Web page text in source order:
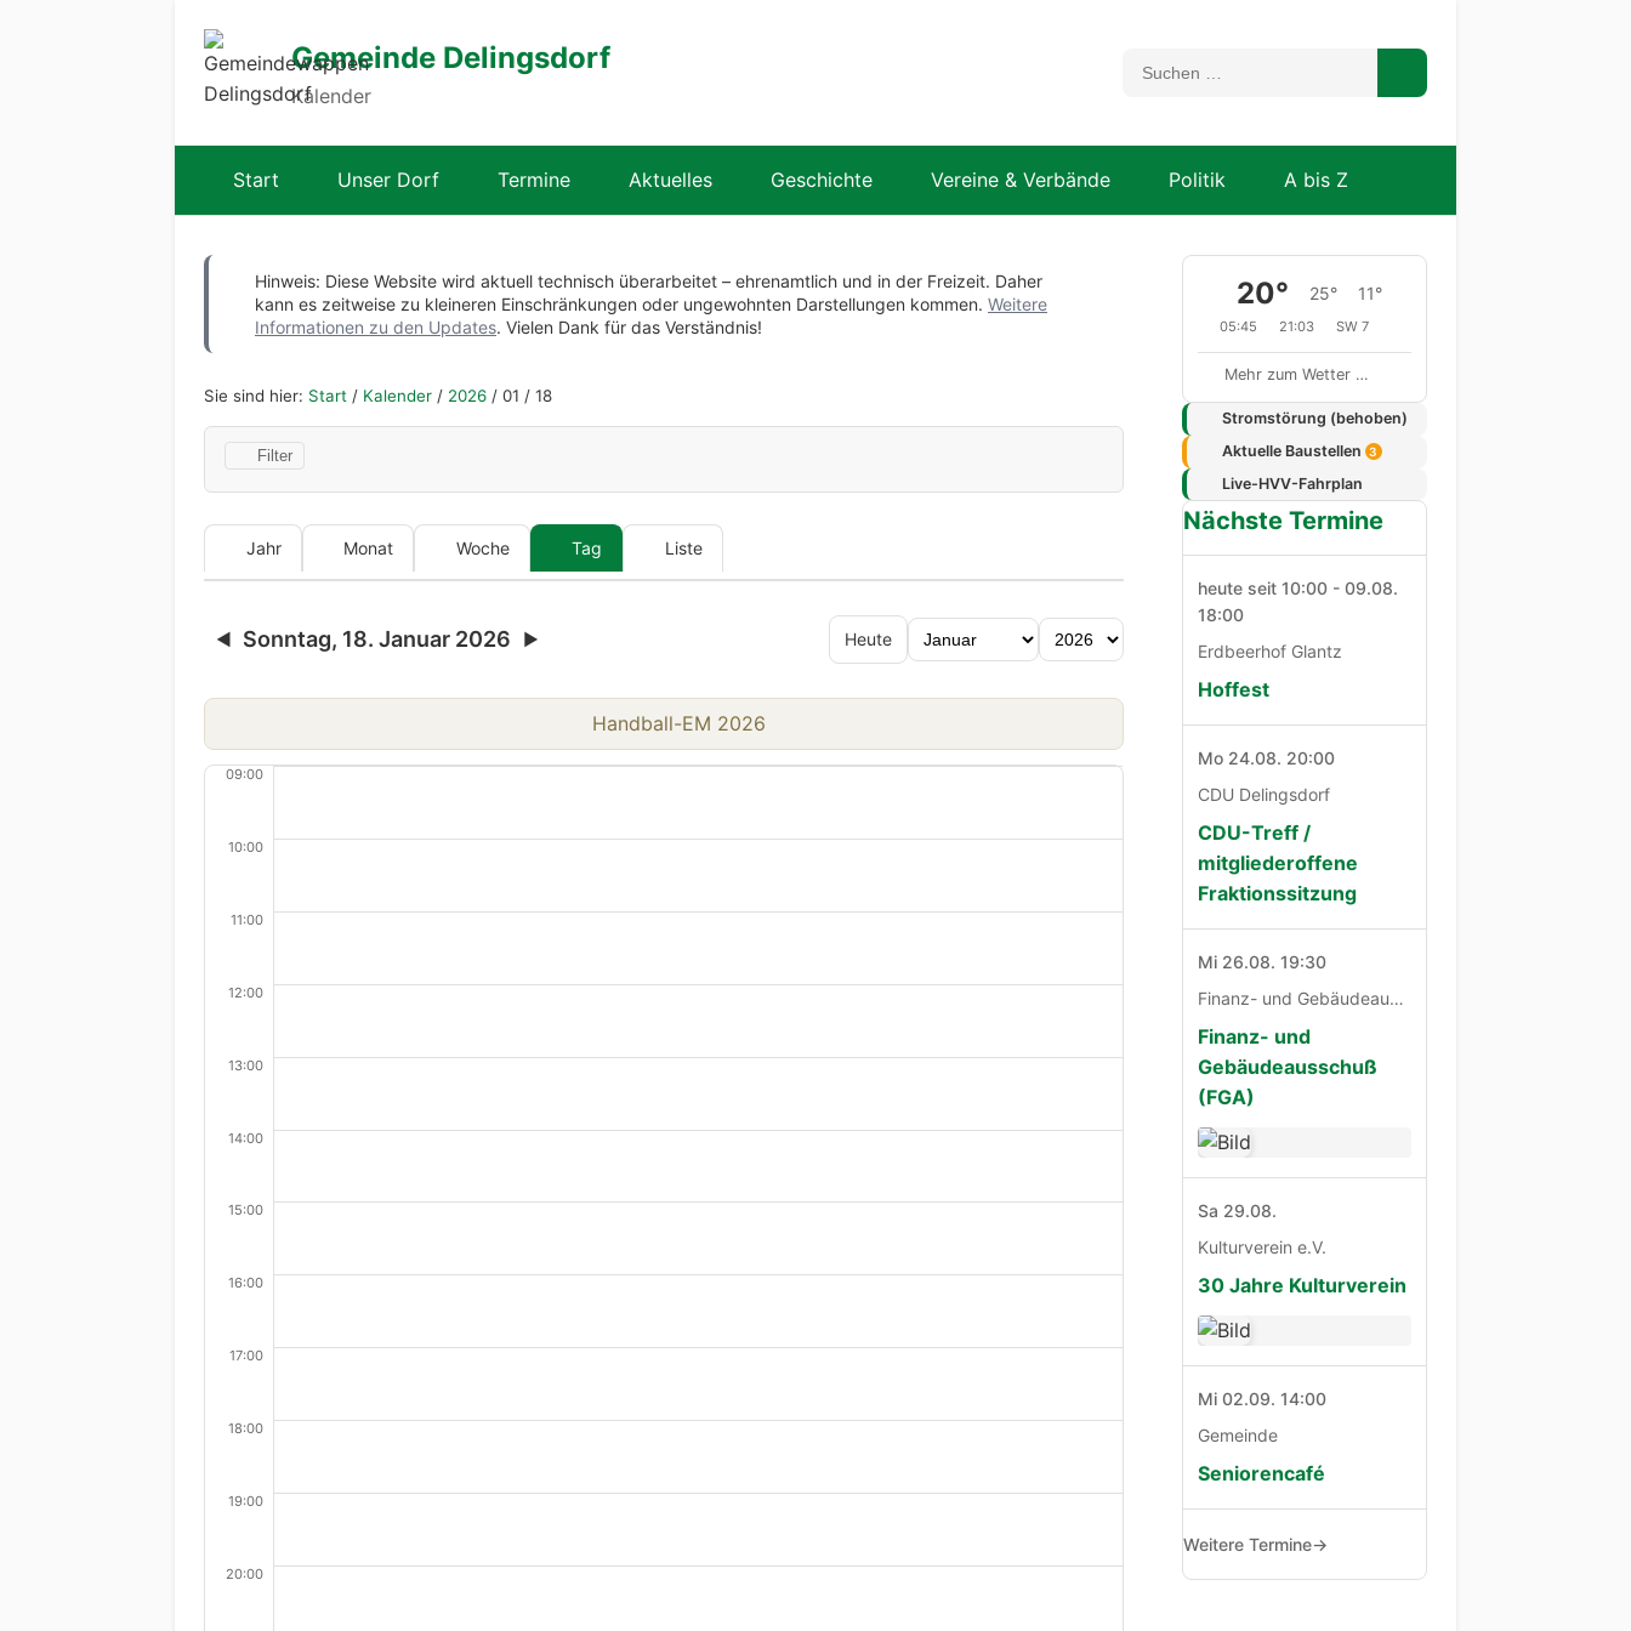
Gemeinde Delingsdorf
Kalender
Start Unser Dorf Termine Aktuelles Geschichte Vereine & Verbände Politik A bis Z
Hinweis: Diese Website wird aktuell technisch überarbeitet – ehrenamtlich und in der Freizeit. Daher
kann es zeitweise zu kleineren Einschränkungen oder ungewohnten Darstellungen kommen. Weitere
Informationen zu den Updates. Vielen Dank für das Verständnis!
Sie sind hier: Start / Kalender / 2026 / 01 / 18
Filter
Jahr Monat Woche Tag Liste
◀ Sonntag, 18. Januar 2026 ▶ Heute
Handball-EM 2026
09:00
10:00
11:00
12:00
13:00
14:00
15:00
16:00
17:00
18:00
19:00
20:00
20° 25° 11°
05:45 21:03 SW 7
Mehr zum Wetter …
Stromstörung (behoben)
Aktuelle Baustellen
3
Live-HVV-Fahrplan
Nächste Termine
heute seit 10:00 - 09.08.
18:00
Erdbeerhof Glantz
Hoffest
Mo 24.08. 20:00
CDU Delingsdorf
CDU-Treff /
mitgliederoffene
Fraktionssitzung
Mi 26.08. 19:30
Finanz- und Gebäudeausschuß
Finanz- und
Gebäudeausschuß
(FGA)
Sa 29.08.
Kulturverein e.V.
30 Jahre Kulturverein
Mi 02.09. 14:00
Gemeinde
Seniorencafé
Weitere Termine→